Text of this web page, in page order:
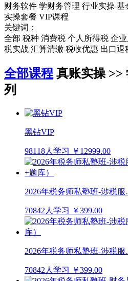
财务软件 学财务管理 行业实操 基
实操套餐 VIP课程
关键词：
全部 税种 消费税 个人所得税 企
税实战 汇算清缴 税收优惠 出口退
全部课程 真账实操 >>
列
黑钻VIP
98118人学习 ￥12999.00
2026年税务师私塾班-涉税
70842人学习 ￥399.00
2026年税务师私塾班-涉税
70842人学习 ￥399.00